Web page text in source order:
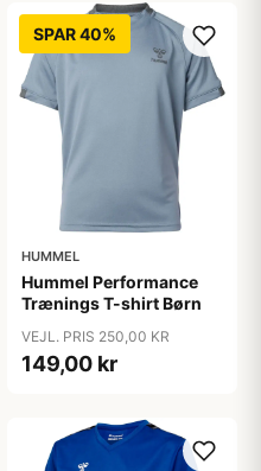
SPAR 40%
HUMMEL
Hummel Performance
Trænings T-shirt Børn
VEJL. PRIS 250,00 KR
149,00 kr